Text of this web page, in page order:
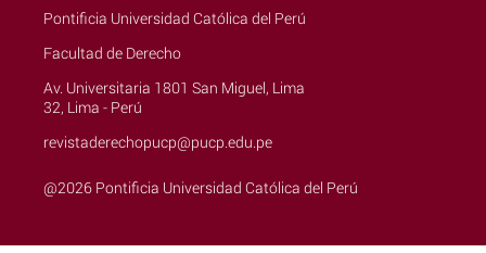
Pontificia Universidad Católica del Perú
Facultad de Derecho
Av. Universitaria 1801 San Miguel, Lima
32, Lima - Perú
revistaderechopucp@pucp.edu.pe
@2026 Pontificia Universidad Católica del Perú